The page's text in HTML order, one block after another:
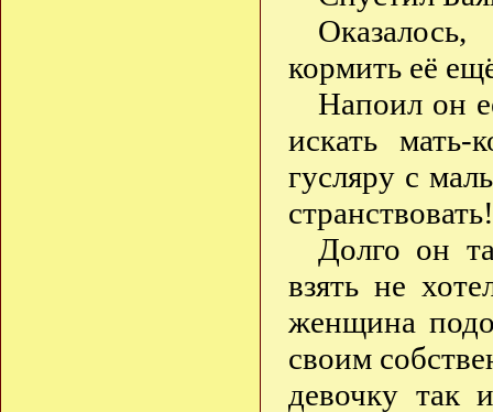
кормить её
Напоил он
искать мать-
гусляру с
странствовать!
Долго он
взять не
женщина
своим
девочку так